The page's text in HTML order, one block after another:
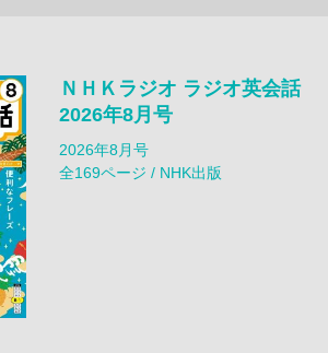
ＮＨＫラジオ ラジオ英会話
2026年8月号
2026年8月号
全169ページ / NHK出版